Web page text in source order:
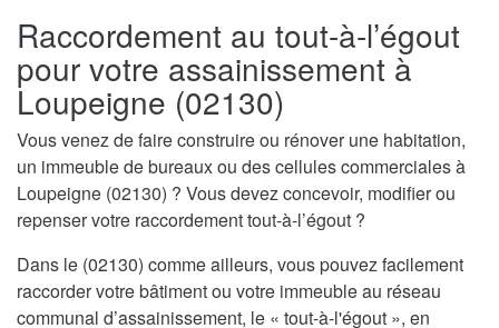
Raccordement au tout-à-l’égout
pour votre assainissement à
Loupeigne (02130)
Vous venez de faire construire ou rénover une habitation,
un immeuble de bureaux ou des cellules commerciales à
Loupeigne (02130) ? Vous devez concevoir, modifier ou
repenser votre raccordement tout-à-l’égout ?
Dans le (02130) comme ailleurs, vous pouvez facilement
raccorder votre bâtiment ou votre immeuble au réseau
communal d’assainissement, le « tout-à-l'égout », en